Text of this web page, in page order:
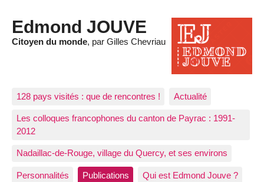
Edmond JOUVE
Citoyen du monde, par Gilles Chevriau
128 pays visités : que de rencontres ! Actualité
Les colloques francophones du canton de Payrac : 1991-
2012
Nadaillac-de-Rouge, village du Quercy, et ses environs
Personnalités Publications Qui est Edmond Jouve ?